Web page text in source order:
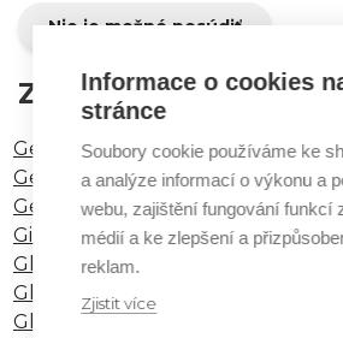
Nie je možné posúdiť
ZOBRAZENÉ
Gelidium Cartilagineum Extract
Geraniol(Odporúča sa obmedzene)
Geranium Oil(Odporúča sa)
Ginkgo Biloba(Neodporúča sa)
Glucose(Odporúča sa obmedzene)
Glutamic Acid
Glutathione
Informace o cookies
stránce
Soubory cookie používáme ke
a analýze informací o výkonu a
webu, zajištění fungování funkcí
médií a ke zlepšení a
reklam.
Zjistit více